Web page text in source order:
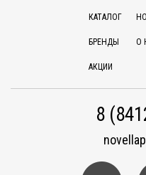
КАТАЛОГ
БРЕНДЫ
АКЦИИ
О
8